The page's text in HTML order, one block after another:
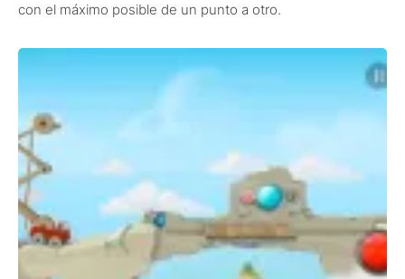
con el máximo posible de un punto a otro.